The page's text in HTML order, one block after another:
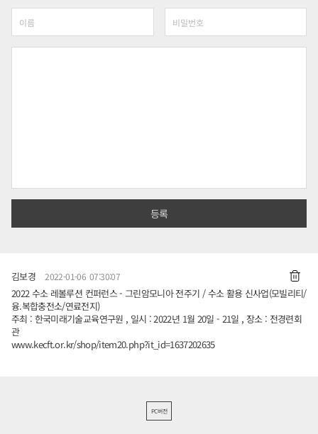
김보경 2022-01-06 07:30:07
2022 수소 레볼루션 컨퍼런스 - 그린암모니아 전주기 / 수소 활용 신사업(모빌리티/
융.복합충전소/연료전지)
주최 : 한국미래기술교육연구원 , 일시 : 2022년 1월 20일 - 21일 , 장소 : 전경련회
관
www.kecft.or.kr/shop/item20.php?it_id=1637202635
PC버전